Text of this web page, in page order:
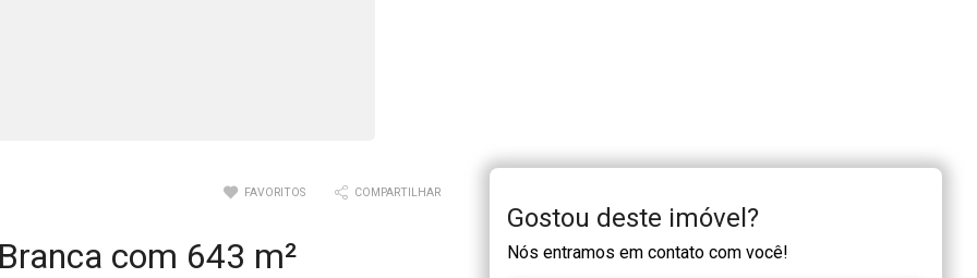
FAVORITOS COMPARTILHAR
com 643 m²
Gostou deste imóvel?
Nós entramos em contato com você!